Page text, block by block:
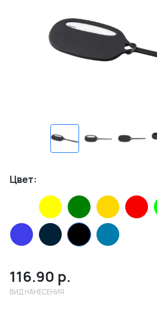
Цвет:
116.90 р.
ВИД НАНЕСЕНИЯ